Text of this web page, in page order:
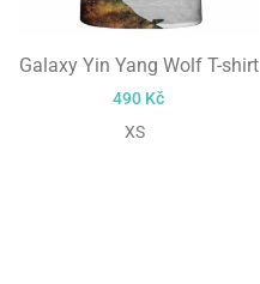
Galaxy Yin Yang Wolf T-shirt
490 Kč
XS